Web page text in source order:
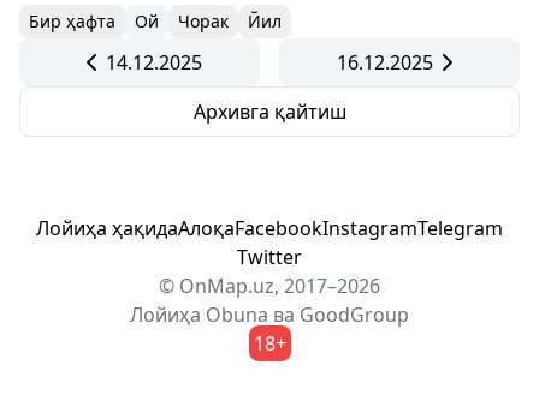
Бир ҳафта Ой Чорак Йил
14.12.2025
16.12.2025
Архивга қайтиш
Лойиҳа ҳақидаАлоқаFacebookInstagramTelegram
Twitter
© OnMap.uz, 2017–2026
Лойиҳа Obuna ва GoodGroup
18+